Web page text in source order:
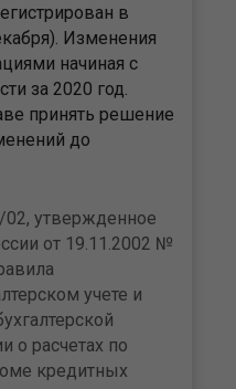
в
Изменения
начиная с
за 2020 год.
принять решение
до
утвержденное
от 19.11.2002 №
учете и
о расчетах по
кредитных